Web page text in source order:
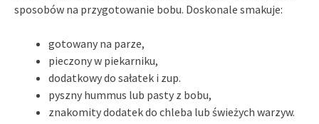
sposobów na przygotowanie bobu. Doskonale smakuje:
gotowany na parze,
pieczony w piekarniku,
dodatkowy do sałatek i zup.
pyszny hummus lub pasty z bobu,
znakomity dodatek do chleba lub świeżych warzyw.